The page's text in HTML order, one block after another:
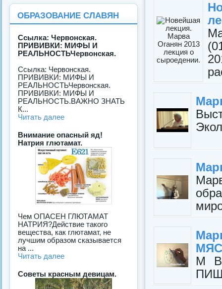
М В
ОБРАЗОВАНИЕ СЛАВЯН
Ссылка: Червонская.
ПРИВИВКИ: МИФЫ И
РЕАЛЬНОСТЬЧервонская.
Ссылка: Червонская.
ПРИВИВКИ: МИФЫ И
РЕАЛЬНОСТЬЧервонская.
ПРИВИВКИ: МИФЫ И
РЕАЛЬНОСТЬ.ВАЖНО ЗНАТЬ
К...
Читать далее
Внимание опасный яд!
Натрия глютамат.
Чем ОПАСЕН ГЛЮТАМАТ
НАТРИЯ?Действие такого
вещества, как глютамат, не
лучшим образом сказывается
на ...
Читать далее
Советы красным девицам.